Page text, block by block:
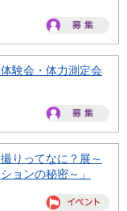
験会・体力測定会
りってなに？展～
ョンの秘密～」